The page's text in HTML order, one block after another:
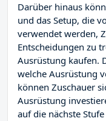
Darüber hinaus
und das Setup, die
verwendet werden,
Entscheidungen zu
Ausrüstung kaufen.
welche Ausrüstung
können Zuschauer
Ausrüstung
auf die nächste